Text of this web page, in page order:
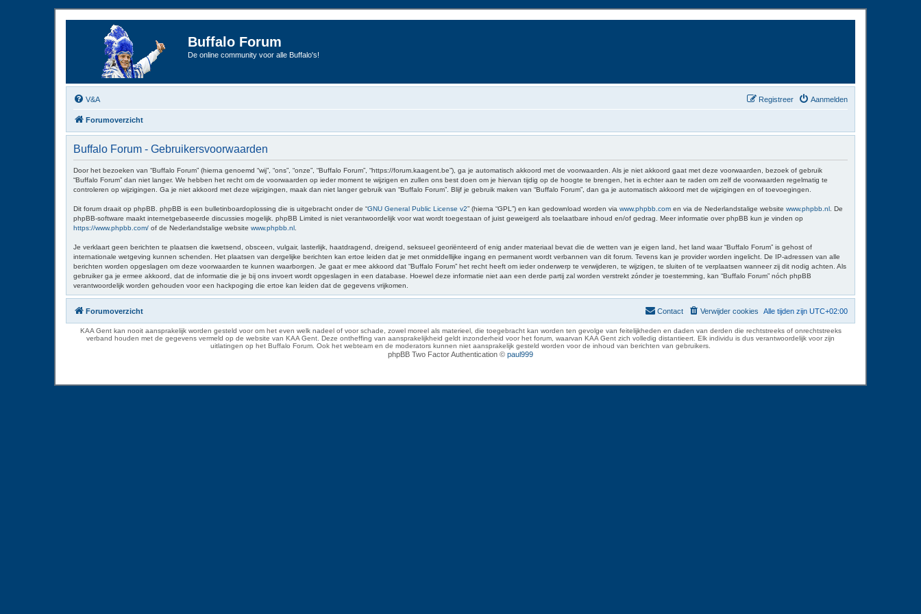
Buffalo Forum
De online community voor alle Buffalo's!
V&A Aanmelden
Registreer
Forumoverzicht
Buffalo Forum - Gebruikersvoorwaarden
Door het bezoeken van “Buffalo Forum” (hierna genoemd “wij”, “ons”, “onze”, “Buffalo Forum”, “https://forum.kaagent.be”), ga je automatisch akkoord met de voorwaarden. Als je niet akkoord gaat met deze voorwaarden, bezoek of gebruik
“Buffalo Forum” dan niet langer. We hebben het recht om de voorwaarden op ieder moment te wijzigen en zullen ons best doen om je hiervan tijdig op de hoogte te brengen, het is echter aan te raden om zelf de voorwaarden regelmatig te
controleren op wijzigingen. Ga je niet akkoord met deze wijzigingen, maak dan niet langer gebruik van “Buffalo Forum”. Blijf je gebruik maken van “Buffalo Forum”, dan ga je automatisch akkoord met de wijzigingen en of toevoegingen.
Dit forum draait op phpBB. phpBB is een bulletinboardoplossing die is uitgebracht onder de “GNU General Public License v2” (hierna “GPL”) en kan gedownload worden via www.phpbb.com en via de Nederlandstalige website www.phpbb.nl . De
phpBB-software maakt internetgebaseerde discussies mogelijk. phpBB Limited is niet verantwoordelijk voor wat wordt toegestaan of juist geweigerd als toelaatbare inhoud en/of gedrag. Meer informatie over phpBB kun je vinden op
https://www.phpbb.com/ of de Nederlandstalige website www.phpbb.nl
Je verklaart geen berichten te plaatsen die kwetsend, obsceen, vulgair, lasterlijk, haatdragend, dreigend, seksueel georiënteerd of enig ander materiaal bevat die de wetten van je eigen land, het land waar “Buffalo Forum” is gehost of
internationale wetgeving kunnen schenden. Het plaatsen van dergelijke berichten kan ertoe leiden dat je met onmiddellijke ingang en permanent wordt verbannen van dit forum. Tevens kan je provider worden ingelicht. De IP-adressen van alle
berichten worden opgeslagen om deze voorwaarden te kunnen waarborgen. Je gaat er mee akkoord dat “Buffalo Forum” het recht heeft om ieder onderwerp te verwijderen, te wijzigen, te sluiten of te verplaatsen wanneer zij dit nodig achten. Als
gebruiker ga je ermee akkoord, dat de informatie die je bij ons invoert wordt opgeslagen in een database. Hoewel deze informatie niet aan een derde partij zal worden verstrekt zónder je toestemming, kan “Buffalo Forum” nóch phpBB
verantwoordelijk worden gehouden voor een hackpoging die ertoe kan leiden dat de gegevens vrijkomen.
Forumoverzicht Alle tijden zijn UTC+02:00
Verwijder cookies
Contact
KAA Gent kan nooit aansprakelijk worden gesteld voor om het even welk nadeel of voor schade, zowel moreel als materieel, die toegebracht kan worden ten gevolge van feitelijkheden en daden van derden die rechtstreeks of onrechtstreeks
verband houden met de gegevens vermeld op de website van KAA Gent. Deze ontheffing van aansprakelijkheid geldt inzonderheid voor het forum, waarvan KAA Gent zich volledig distantieert. Elk individu is dus verantwoordelijk voor zijn
uitlatingen op het Buffalo Forum. Ook het webteam en de moderators kunnen niet aansprakelijk gesteld worden voor de inhoud van berichten van gebruikers.
phpBB Two Factor Authentication © paul999